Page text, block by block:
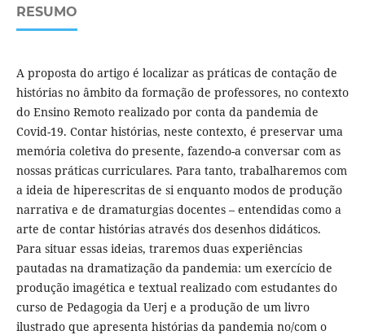
RESUMO
A proposta do artigo é localizar as práticas de contação de
histórias no âmbito da formação de professores, no contexto
do Ensino Remoto realizado por conta da pandemia de
Covid-19. Contar histórias, neste contexto, é preservar uma
memória coletiva do presente, fazendo-a conversar com as
nossas práticas curriculares. Para tanto, trabalharemos com
a ideia de hiperescritas de si enquanto modos de produção
narrativa e de dramaturgias docentes – entendidas como a
arte de contar histórias através dos desenhos didáticos.
Para situar essas ideias, traremos duas experiências
pautadas na dramatização da pandemia: um exercício de
produção imagética e textual realizado com estudantes do
curso de Pedagogia da Uerj e a produção de um livro
ilustrado que apresenta histórias da pandemia no/com o